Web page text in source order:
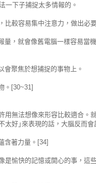
一下子捕捉太多情報的。
比較容易集中注意力，做出必
量，就會像舊電腦一樣容易當機
會聚焦於想捕捉的事物上。
。[30~31]
用無法想像來形容比較適合
太好｣來表現的話，大腦反而
含著力量。[34]
是愉快的記憶或開心的事，這